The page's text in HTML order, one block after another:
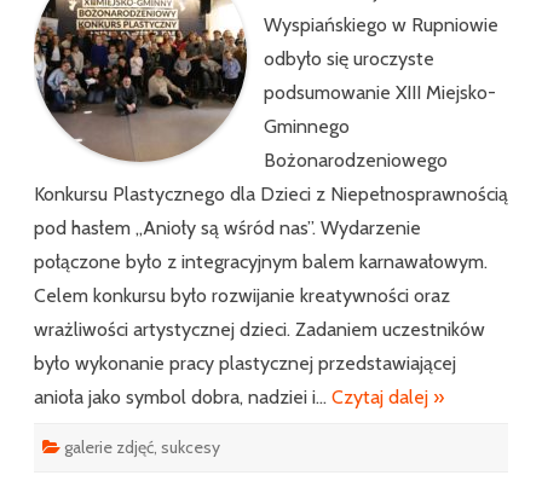
są
wśród
nas”
Wyspiańskiego w Rupniowie
odbyło się uroczyste
podsumowanie XIII Miejsko-
Gminnego
Bożonarodzeniowego
Konkursu Plastycznego dla Dzieci z Niepełnosprawnością
pod hasłem „Anioły są wśród nas”. Wydarzenie
połączone było z integracyjnym balem karnawałowym.
Celem konkursu było rozwijanie kreatywności oraz
wrażliwości artystycznej dzieci. Zadaniem uczestników
było wykonanie pracy plastycznej przedstawiającej
anioła jako symbol dobra, nadziei i… Czytaj dalej »
galerie zdjęć sukcesy